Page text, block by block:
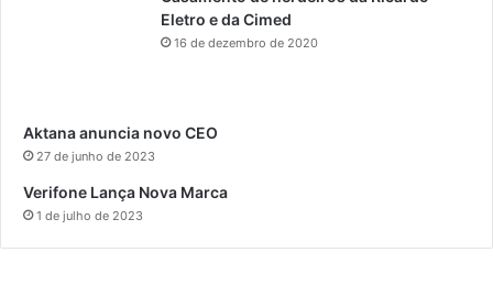
Eletro e da Cimed
16 de dezembro de 2020
Aktana anuncia novo CEO
27 de junho de 2023
Verifone Lança Nova Marca
1 de julho de 2023